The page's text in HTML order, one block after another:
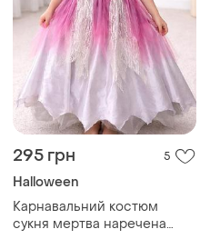
295 грн 5
Halloween
Карнавальний костюм
сукня мертва наречена